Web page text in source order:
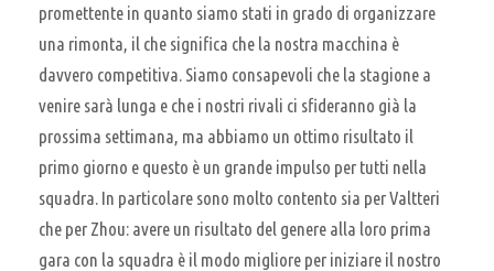
promettente in quanto siamo stati in grado di organizzare
una rimonta, il che significa che la nostra macchina è
davvero competitiva. Siamo consapevoli che la stagione a
venire sarà lunga e che i nostri rivali ci sfideranno già la
prossima settimana, ma abbiamo un ottimo risultato il
primo giorno e questo è un grande impulso per tutti nella
squadra. In particolare sono molto contento sia per Valtteri
che per Zhou: avere un risultato del genere alla loro prima
gara con la squadra è il modo migliore per iniziare il nostro